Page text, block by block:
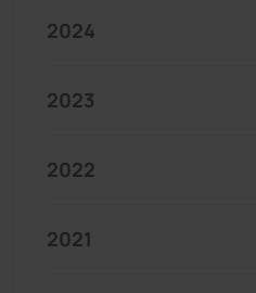
2024
2023
2022
2021